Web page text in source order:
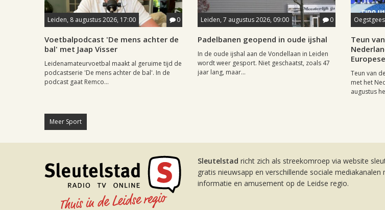
Leiden, 8 augustus 2026, 17:00 0
Voetbalpodcast 'De mens achter de
bal' met Jaap Visser
Leidenamateurvoetbal maakt al geruime tijd de
podcastserie 'De mens achter de bal'. In de
podcast gaat Remco...
Leiden, 7 augustus 2026, 09:00 0
Padelbanen geopend in oude ijshal
In de oude ijshal aan de Vondellaan in Leiden
wordt weer gesport. Niet geschaatst, zoals 47
jaar lang, maar...
Teun
Teun van
met het
augustus
Meer Sport
Sleutelstad richt zich als streekomroep via website
gratis nieuwsapp en verschillende sociale mediakanalen
informatie en amusement op de Leidse regio.